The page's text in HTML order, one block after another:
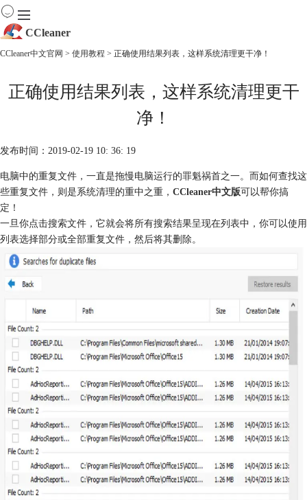
CCleaner
产品
CCleaner中文官网 > 使用教程 > 正确使用结果列表，这样系统清理更干净！
正确使用结果列表，这样系统清理更干
净！
发布时间：2019-02-19 10: 36: 19
电脑中的重复文件，一直是拖慢电脑运行的罪魁祸首之一。而如何查找这
些重复文件，则是系统清理的重中之重， CCleaner中文版可以帮你搞
定！
一旦你点击搜索文件，它就会将所有搜索结果呈现在列表中，你可以使用
列表选择部分或全部重复文件，然后将其删除。